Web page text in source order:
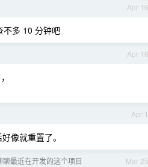
Apr 16
不多 10 分钟吧
Apr 16
Apr 1
像就重置了。
Mar 25
最近在开发的这个项目